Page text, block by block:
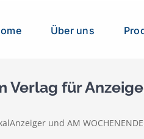
Über uns
Verlag für
und AM